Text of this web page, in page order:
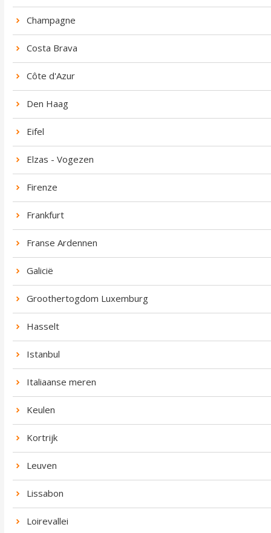
Champagne
Costa Brava
Côte d'Azur
Den Haag
Eifel
Elzas - Vogezen
Firenze
Frankfurt
Franse Ardennen
Galicië
Groothertogdom Luxemburg
Hasselt
Istanbul
Italiaanse meren
Keulen
Kortrijk
Leuven
Lissabon
Loirevallei